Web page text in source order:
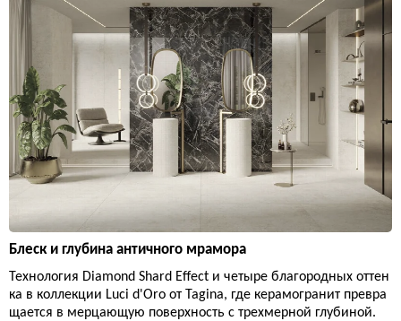
Блеск и глубина античного мрамора
Технология Diamond Shard Effect и четыре благородных оттен
ка в коллекции Luci d'Oro от Tagina, где керамогранит превра
щается в мерцающую поверхность с трехмерной глубиной.